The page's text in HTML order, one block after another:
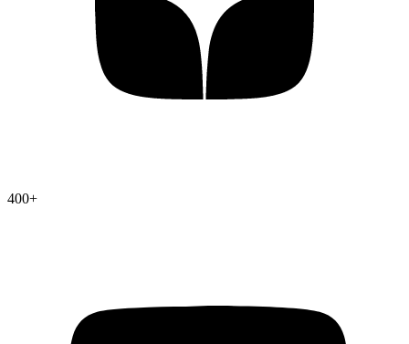
400+